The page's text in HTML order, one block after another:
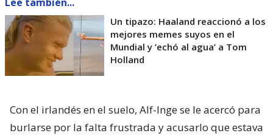
Un tipazo: Haaland reaccionó a los
mejores memes suyos en el
Mundial y ’echó al agua’ a Tom
Holland
Con el irlandés en el suelo, Alf-Inge se le acercó para
burlarse por la falta frustrada y acusarlo que estava